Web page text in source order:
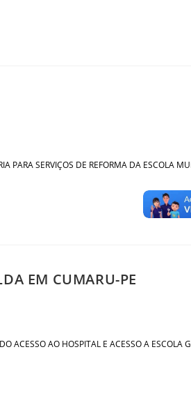
SERVIÇOS DE REFORMA DA ESCOLA
EM CUMARU-PE
AO HOSPITAL E ACESSO A ESCOLA